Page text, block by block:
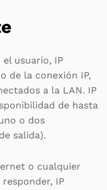
usuario, IP
de la conexión IP,
a la LAN. IP
de hasta
o dos
salida).
o cualquier
IP